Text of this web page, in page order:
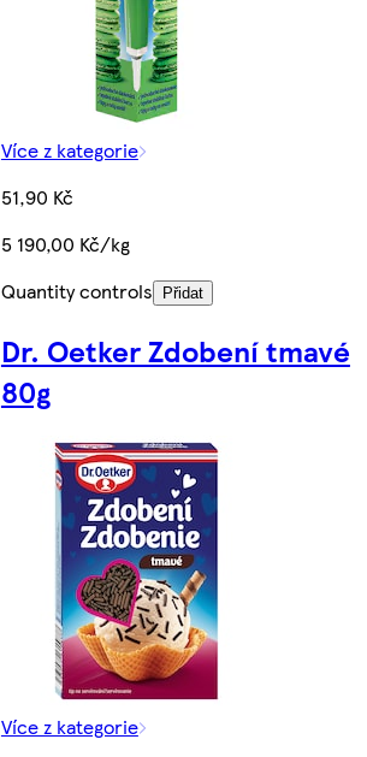
Více z kategorie
51,90 Kč
5 190,00 Kč/kg
Quantity controls
Přidat
Dr. Oetker Zdobení tmavé
80g
Více z kategorie